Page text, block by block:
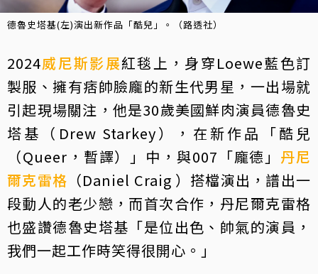
德魯史塔基(左)演出新作品「酷兒」。（路透社）
2024威尼斯影展紅毯上，身穿Loewe藍色訂
製服、擁有痞帥臉龐的新生代男星，一出場就
引起現場關注，他是30歲美國鮮肉演員德魯史
塔基（Drew Starkey），在新作品「酷兒
（Queer，暫譯）」中，與007「龐德」 丹尼
爾克雷格 （Daniel Craig ）搭檔演出，譜出一
段動人的老少戀，而首次合作，丹尼爾克雷格
也盛讚德魯史塔基「是位出色、帥氣的演員，
我們一起工作時笑得很開心。」